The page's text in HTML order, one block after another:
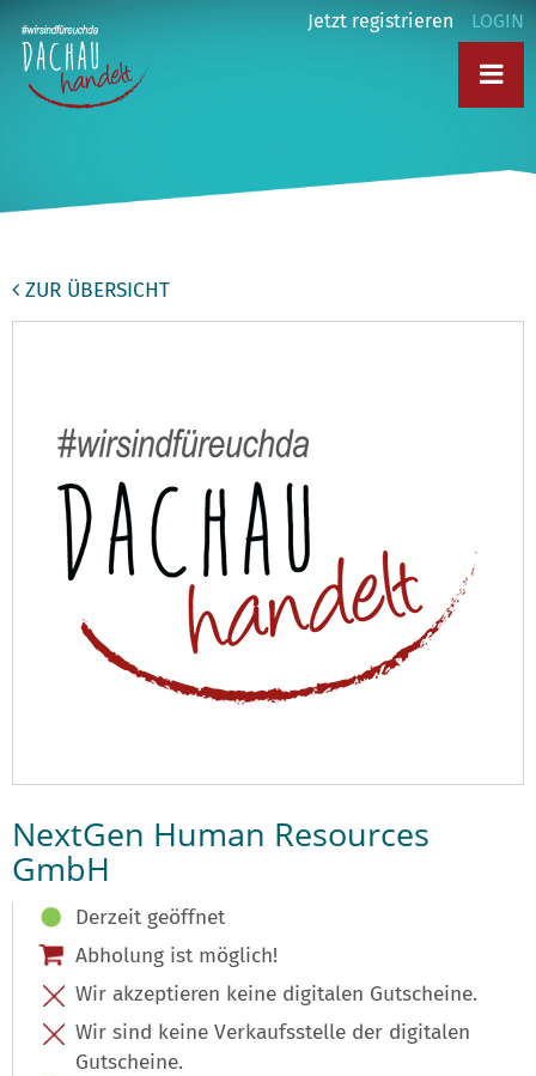
Jetzt registrieren LOGIN
ZUR ÜBERSICHT
NextGen Human Resources
GmbH
Derzeit geöffnet
Abholung ist möglich!
Wir akzeptieren keine digitalen Gutscheine.
Wir sind keine Verkaufsstelle der digitalen
Gutscheine.